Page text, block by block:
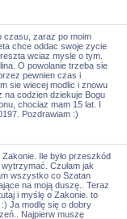
czasu, zaraz po moim
chce oddac swoje zycie
wciaz mysle o tym.
O powolanie trzeba sie
pewnien czas i
sie wiecej modlic i znowu
na codzien dziekuje Bogu
chociaz mam 15 lat. I
Pozdrawiam :)
Ile było przeszkód
Czułam jak
wszystko co Szatan
na moją duszę.. Teraz
i myślę o Zakonie. to
:) Ja modlę się o dobry
Najpierw muszę